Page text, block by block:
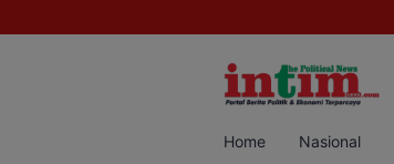
Sabu di Pangkalan Bun, Dua Pelaku Diamankan
Home Nasional